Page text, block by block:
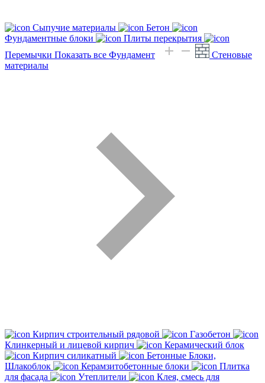
Сыпучие материалы
Бетон
Фундаментные блоки
Плиты перекрытия
Перемычки Показать все Фундамент
Стеновые
материалы
Кирпич строительный рядовой
Газобетон
Клинкерный и лицевой кирпич
Керамический блок
Кирпич силикатный
Бетонные Блоки,
Шлакоблок
Керамзитобетонные блоки
Плитка
для фасада
Утеплители
Клея, смесь для